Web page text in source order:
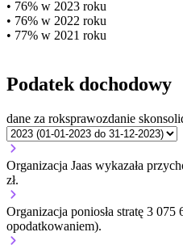
• 76% w 2023 roku
• 76% w 2022 roku
• 77% w 2021 roku
Podatek dochodowy
dane za roksprawozdanie
Organizacja Jaas wykazała
zł.
Organizacja poniosła stratę 3 075
opodatkowaniem).